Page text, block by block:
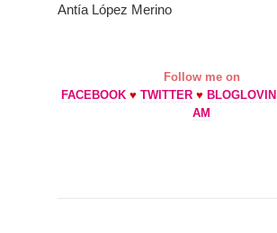
Antía López Merino
Follow me on
FACEBOOK ♥ TWITTER ♥ BLOGLOVIN
AM